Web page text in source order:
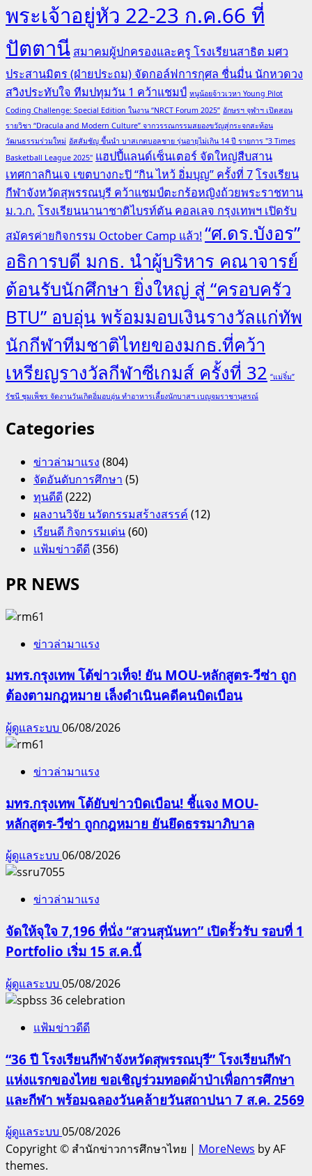
พระเจ้าอยู่หัว 22-23 ก.ค.66 ที่
ปัตตานี สมาคมผู้ปกครองและครู โรงเรียนสาธิต มศว
ประสานมิตร (ฝ่ายประถม) จัดกอล์ฟการกุศล ชื่นมื่น นักหวดวง
สวิงประทับใจ ทีมปทุมวัน 1 คว้าแชมป์ หนูน้อยจ้าวเวหา Young Pilot
Coding Challenge: Special Edition ในงาน “NRCT Forum 2025” อักษรฯ จุฬาฯ เปิดสอน
รายวิชา “Dracula and Modern Culture” จากวรรณกรรมสยองขวัญสู่กระจกสะท้อน
วัฒนธรรมร่วมใหม่ อัสสัมชัญ ขึ้นนำ บาสเกตบอลชาย รุ่นอายุไม่เกิน 14 ปี รายการ "3 Times
Basketball League 2025" แฮปปี้แลนด์เซ็นเตอร์ จัดใหญ่สืบสาน
เทศกาลกินเจ เขตบางกะปิ “กิน ไหว้ อิ่มบุญ” ครั้งที่ 7โรงเรียน
กีฬาจังหวัดสุพรรณบุรี คว้าแชมป์ตะกร้อหญิงถ้วยพระราชทาน
ม.ว.ก.โรงเรียนนานาชาติไบรท์ตัน คอลเลจ กรุงเทพฯ เปิดรับ
สมัครค่ายกิจกรรม October Camp แล้ว!“ศ.ดร.บังอร”
อธิการบดี มกธ. นำผู้บริหาร คณาจารย์
ต้อนรับนักศึกษา ยิ่งใหญ่ สู่ “ครอบครัว
BTU” อบอุ่น พร้อมมอบเงินรางวัลแก่ทัพ
นักกีฬาทีมชาติไทยของมกธ.ที่คว้า
เหรียญรางวัลกีฬาซีเกมส์ ครั้งที่ 32 “แม่จิ๋ม”
รัชนี ชุมเพ็ชร จัดงานวันเกิดอิ่มอบอุ่น ทำอาหารเลี้ยงนักบาสฯ เบญจมราชานุสรณ์
Categories
ข่าวล่ามาแรง (804)
จัดอันดับการศึกษา (5)
ทุนดีดี(222)
ผลงานวิจัย นวัตกรรมสร้างสรรค์ (12)
เรียนดี กิจกรรมเด่น(60)
แฟ้มข่าวดีดี(356)
PR NEWS
ข่าวล่ามาแรง
มทร.กรุงเทพ โต้ข่าวเท็จ! ยัน MOU-หลักสูตร-วีซ่า ถูก
ต้องตามกฎหมาย เล็งดำเนินคดีคนบิดเบือน
ผู้ดูแลระบบ 06/08/2026
ข่าวล่ามาแรง
มทร.กรุงเทพ โต้ยับข่าวบิดเบือน! ชี้แจง MOU-
หลักสูตร-วีซ่า ถูกกฎหมาย ยันยึดธรรมาภิบาล
ผู้ดูแลระบบ 06/08/2026
ข่าวล่ามาแรง
จัดให้จุใจ 7,196 ที่นั่ง “สวนสุนันทา” เปิดรั้วรับ รอบที่ 1
Portfolio เริ่ม 15 ส.ค.นี้
ผู้ดูแลระบบ 05/08/2026
แฟ้มข่าวดีดี
“36 ปี โรงเรียนกีฬาจังหวัดสุพรรณบุรี” โรงเรียนกีฬา
แห่งแรกของไทย ขอเชิญร่วมทอดผ้าป่าเพื่อการศึกษา
และกีฬา พร้อมฉลองวันคล้ายวันสถาปนา 7 ส.ค. 2569
ผู้ดูแลระบบ 05/08/2026
Copyright © สำนักข่าวการศึกษาไทย | MoreNews by AF
themes.